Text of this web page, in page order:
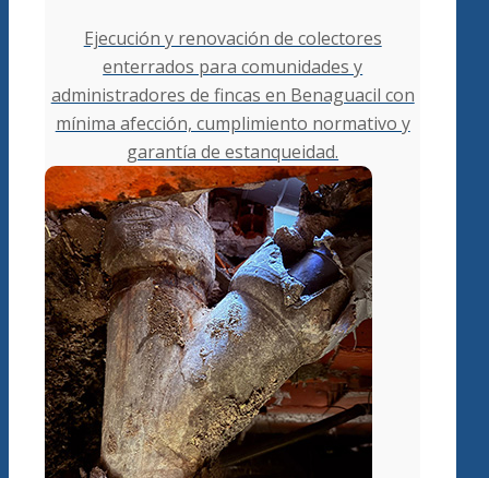
Ejecución y renovación de colectores
enterrados para comunidades y
administradores de fincas en Benaguacil con
mínima afección, cumplimiento normativo y
garantía de estanqueidad.